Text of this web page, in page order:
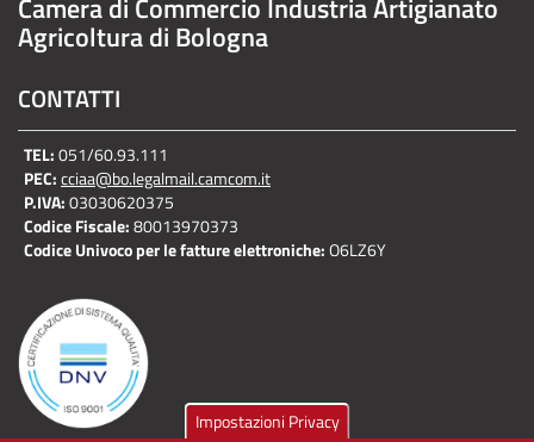
Camera di Commercio Industria Artigianato
Agricoltura di Bologna
CONTATTI
TEL:051/60.93.111
PEC:cciaa@bo.legalmail.camcom.it
P.IVA:03030620375
Codice Fiscale:80013970373
Codice Univoco per le fatture elettroniche:O6LZ6Y
Impostazioni Privacy